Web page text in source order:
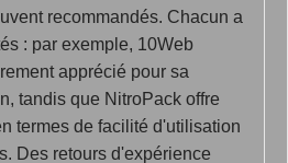
recommandés. Chacun a
: par exemple, 10Web
apprécié pour sa
tandis que NitroPack offre
termes de facilité d'utilisation
Des retours d'expérience